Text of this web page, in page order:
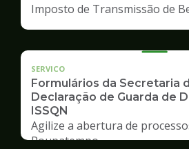
Imposto de Transmissão de
SERVICO
Formulários da Secretaria
Declaração de Guarda de
ISSQN
Agilize a abertura de
Poupatempo